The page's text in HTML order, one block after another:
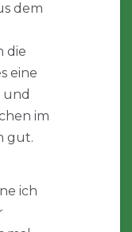
dem
die
eine
und
im
gut.
ich